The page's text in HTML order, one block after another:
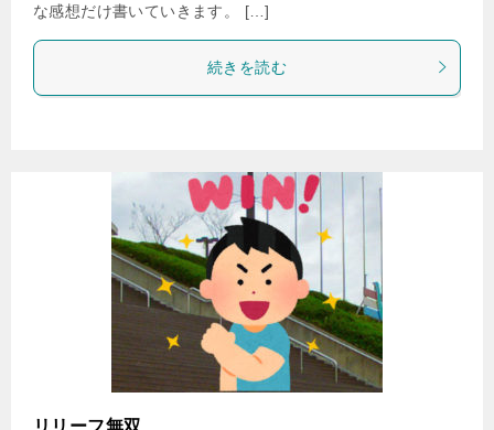
な感想だけ書いていきます。 […]
続きを読む
リリーフ無双